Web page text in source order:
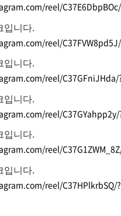
reel/
입니다.
reel/
입니다.
reel/C37GFniJHda/
입니다.
reel/
입니다.
reel/
입니다.
reel/C37HPlkrbSQ/